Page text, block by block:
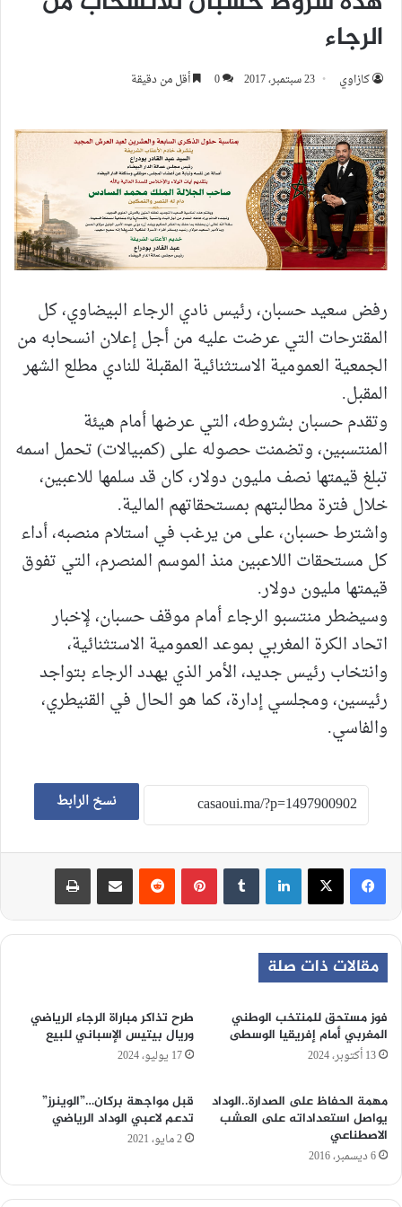
الرجاء
كازاوي 23 سبتمبر، 2017 0 أقل من دقيقة
رفض سعيد حسبان، رئيس نادي الرجاء البيضاوي، كل
المقترحات التي عرضت عليه من أجل إعلان انسحابه من
الجمعية العمومية الاستثنائية المقبلة للنادي مطلع الشهر
المقبل.
وتقدم حسبان بشروطه، التي عرضها أمام هيئة
المنتسبين، وتضمنت حصوله على (كمبيالات) تحمل اسمه
تبلغ قيمتها نصف مليون دولار، كان قد سلمها للاعبين،
خلال فترة مطالبتهم بمستحقاتهم المالية.
واشترط حسبان، على من يرغب في استلام منصبه، أداء
كل مستحقات اللاعبين منذ الموسم المنصرم، التي تفوق
قيمتها مليون دولار.
وسيضطر منتسبو الرجاء أمام موقف حسبان، لإخبار
اتحاد الكرة المغربي بموعد العمومية الاستثنائية،
وانتخاب رئيس جديد، الأمر الذي يهدد الرجاء بتواجد
رئيسين، ومجلسي إدارة، كما هو الحال في القنيطري،
والفاسي.
نسخ الرابط
لينكدإن بينتيريست
مقالات ذات صلة
فوز مستحق للمنتخب الوطني
المغربي أمام إفريقيا الوسطى
13 أكتوبر، 2024
طرح تذاكر مباراة الرجاء الرياضي
وريال بيتيس الإسباني للبيع
17 يوليو، 2024
مهمة الحفاظ على الصدارة..الوداد
يواصل استعداداته على العشب
الاصطناعي
6 ديسمبر، 2016
قبل مواجهة بركان…”الوينرز”
تدعم لاعبي الوداد الرياضي
2 مايو، 2021